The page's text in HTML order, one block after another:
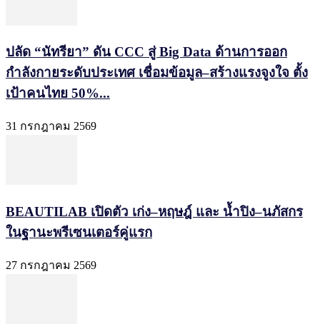
ปลัด “นัทรียา” ดัน CCC สู่ Big Data ด้านการออก
กำลังกายระดับประเทศ เชื่อมข้อมูล–สร้างแรงจูงใจ ตั้ง
เป้าคนไทย 50%...
31 กรกฎาคม 2569
BEAUTILAB เปิดตัว เก่ง–หฤษฎ์ และ น้ำปิง–นภัสกร
ในฐานะพรีเซนเตอร์คู่แรก
27 กรกฎาคม 2569